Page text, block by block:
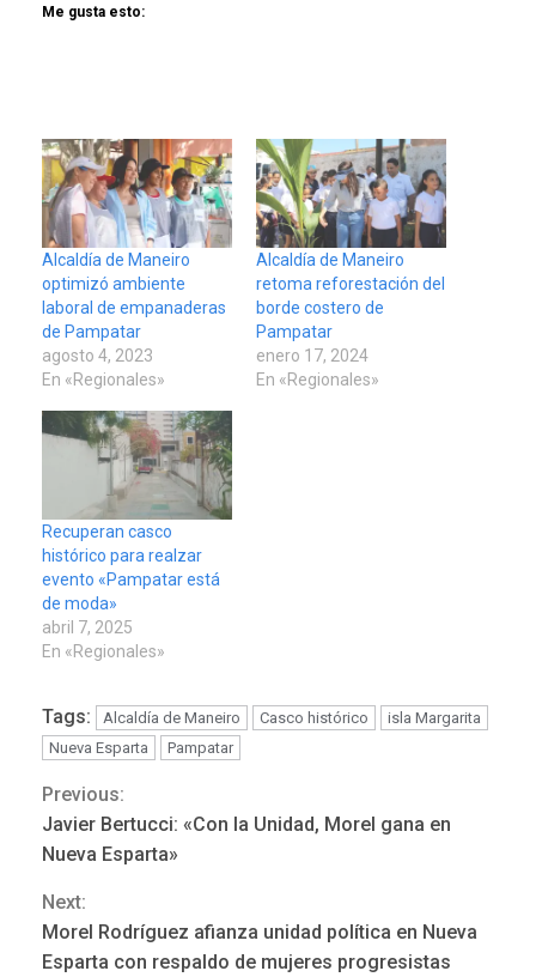
Me gusta esto:
Alcaldía de Maneiro
optimizó ambiente
laboral de empanaderas
de Pampatar
agosto 4, 2023
En «Regionales»
Alcaldía de Maneiro
retoma reforestación del
borde costero de
Pampatar
enero 17, 2024
En «Regionales»
Recuperan casco
histórico para realzar
evento «Pampatar está
de moda»
abril 7, 2025
En «Regionales»
Tags: Alcaldía de Maneiro Casco histórico
isla Margarita
Nueva Esparta
Pampatar
Continue
Reading
Previous:
Javier Bertucci: «Con la Unidad, Morel gana en
Nueva Esparta»
Next:
Morel Rodríguez afianza unidad política en Nueva
Esparta con respaldo de mujeres progresistas
REGIONALES ÚLTIMA HORA
Mariño fortalece capacidad